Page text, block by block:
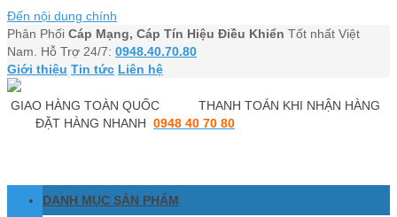
Đến nội dung chính
Phân Phối Cáp Mạng, Cáp Tín Hiệu Điều Khiển Tốt nhất Việt
Nam. Hỗ Trợ 24/7: 0948.40.70.80
Giới thiệu Tin tức Liên hệ
GIAO HÀNG TOÀN QUỐC
THANH TOÁN KHI NHẬN HÀNG
ĐẶT HÀNG NHANH 0948 40 70 80
DANH MỤC SẢN PHẨM